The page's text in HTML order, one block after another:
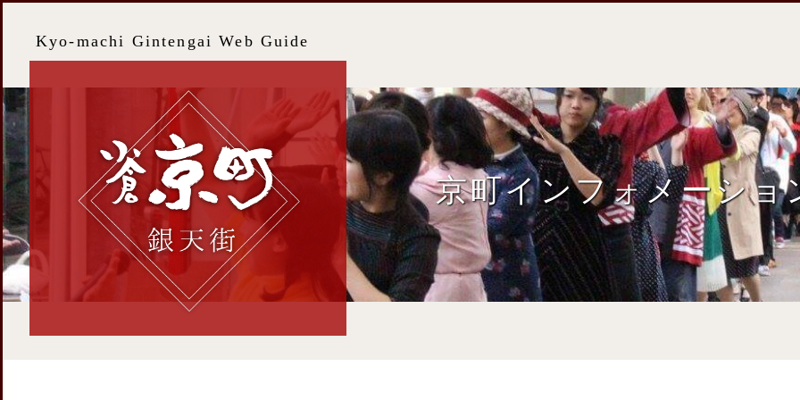
Kyo-machi Gintengai Web Guide
京町インフォメーショ